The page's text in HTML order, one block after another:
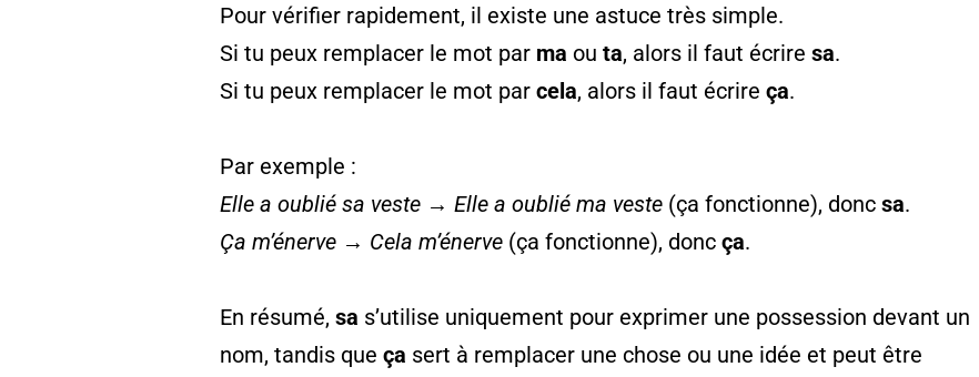
Pour vérifier rapidement, il existe une astuce très simple.
Si tu peux remplacer le mot par ma outa, alors il faut écriresa.
Si tu peux remplacer le mot parcela, alors il faut écrireça.
Par exemple :
Elle a oublié sa veste →Elle a oublié ma veste (ça fonctionne), doncsa.
Ça m’énerve → Cela m’énerve (ça fonctionne), doncça.
En résumé,sa s’utilise uniquement pour exprimer une possession devant un
nom, tandis queça sert à remplacer une chose ou une idée et peut être